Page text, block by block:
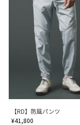
【RD】防風パンツ
¥41,800